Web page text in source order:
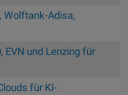
Wolftank-Adisa,
EVN und Lenzing für
für KI-